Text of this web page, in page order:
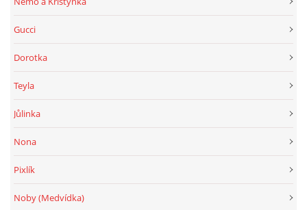
Gucci
Dorotka
Teyla
Jůlinka
Nona
Pixlík
Noby (Medvídka)